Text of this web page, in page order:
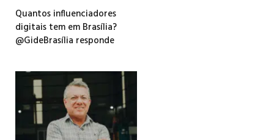
Quantos influenciadores
digitais tem em Brasília?
@GideBrasília responde